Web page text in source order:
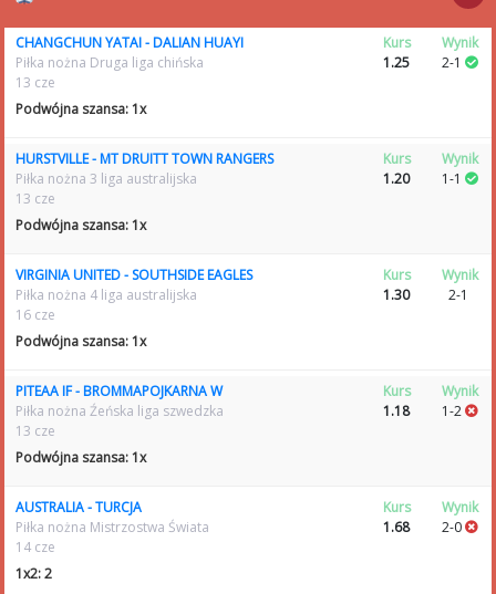
CHANGCHUN YATAI - DALIAN HUAYI
Piłka nożna Druga liga chińska
13 cze
Podwójna szansa: 1x
Kurs
1.25
Wynik
2-1
HURSTVILLE - MT DRUITT TOWN RANGERS
Piłka nożna 3 liga australijska
13 cze
Podwójna szansa: 1x
Kurs
1.20
Wynik
1-1
VIRGINIA UNITED - SOUTHSIDE EAGLES
Piłka nożna 4 liga australijska
16 cze
Podwójna szansa: 1x
Kurs
1.30
Wynik
2-1
PITEAA IF - BROMMAPOJKARNA W
Piłka nożna Źeńska liga szwedzka
13 cze
Podwójna szansa: 1x
Kurs
1.18
Wynik
1-2
AUSTRALIA - TURCJA
Piłka nożna Mistrzostwa Świata
14 cze
1x2: 2
Kurs
1.68
Wynik
2-0